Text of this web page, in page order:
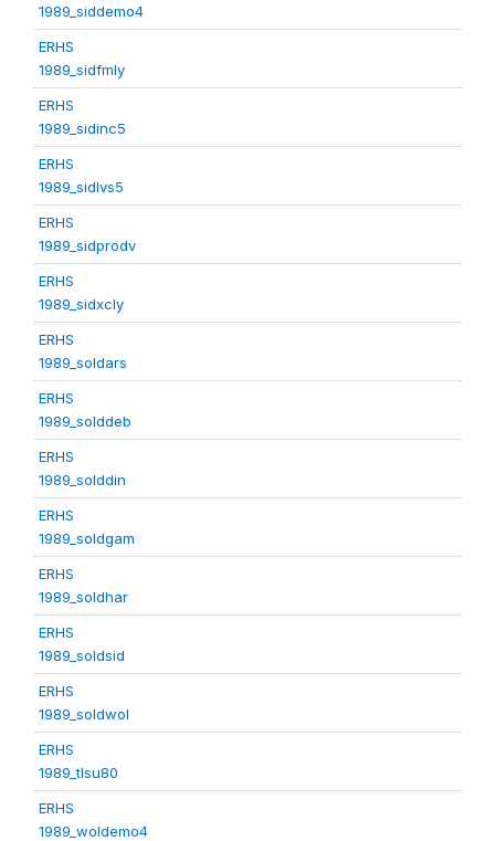
1989_siddemo4
ERHS
1989_sidfmly
ERHS
1989_sidinc5
ERHS
1989_sidlvs5
ERHS
1989_sidprodv
ERHS
1989_sidxcly
ERHS
1989_soldars
ERHS
1989_solddeb
ERHS
1989_solddin
ERHS
1989_soldgam
ERHS
1989_soldhar
ERHS
1989_soldsid
ERHS
1989_soldwol
ERHS
1989_tlsu80
ERHS
1989_woldemo4